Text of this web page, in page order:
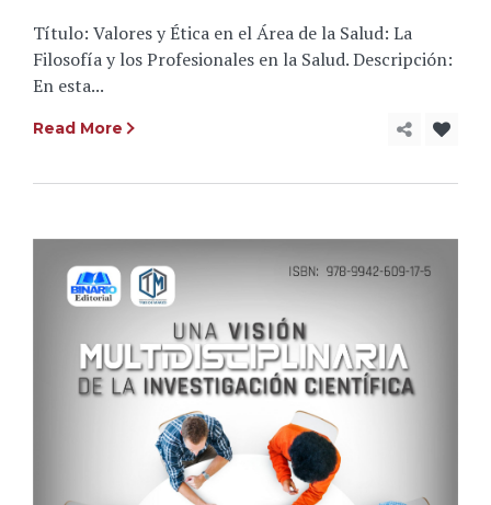
Título: Valores y Ética en el Área de la Salud: La
Filosofía y los Profesionales en la Salud. Descripción:
En esta...
Read More